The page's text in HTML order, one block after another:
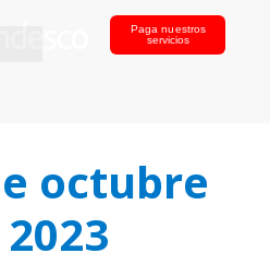
Paga nuestros
servicios
octubre